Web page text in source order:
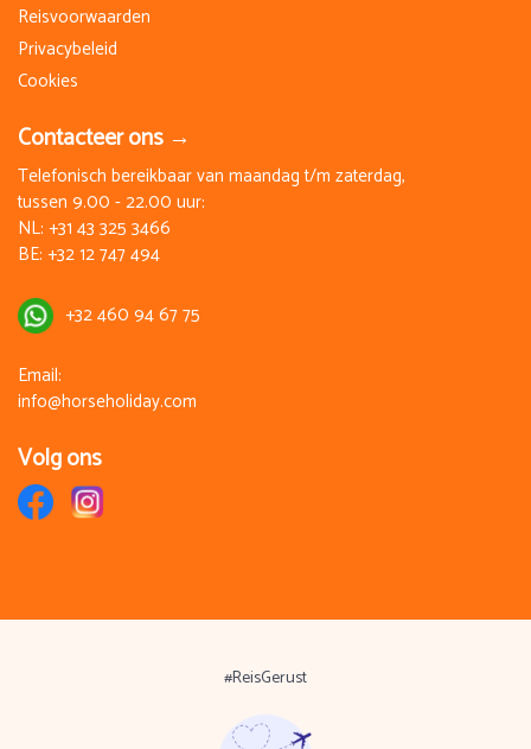
Reisvoorwaarden
Privacybeleid
Cookies
Contacteer ons →
Telefonisch bereikbaar van maandag t/m zaterdag,
tussen 9.00 - 22.00 uur:
NL: +31 43 325 3466
BE: +32 12 747 494
+32 460 94 67 75
Email:
info@horseholiday.com
Volg ons
#ReisGerust